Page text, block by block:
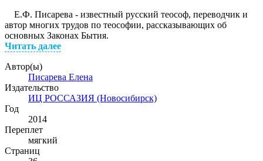
Е.Ф. Писарева - известный русский теософ, переводчик и
автор многих трудов по теософии, рассказывающих об
основных Законах Бытия.
Читать далее
Автор(ы)
Писарева Елена
Издательство
ИЦ РОССАЗИЯ (Новосибирск)
Год
2014
Переплет
мягкий
Страниц